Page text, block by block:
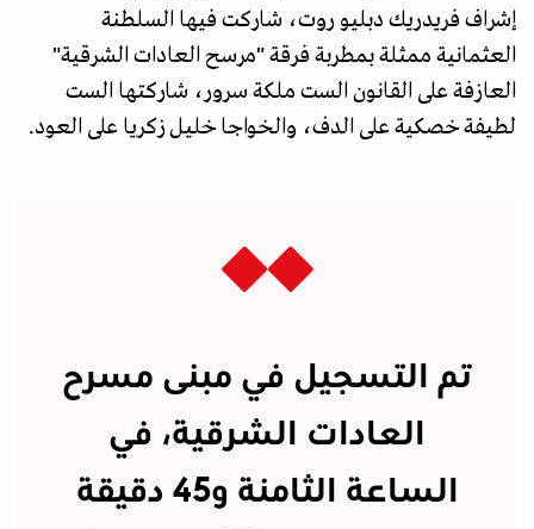
إشراف فريدريك دبليو روت، شاركت فيها السلطنة
العثمانية ممثلة بمطربة فرقة "مرسح العادات الشرقية"
العازفة على القانون الست ملكة سرور، شاركتها الست
لطيفة خصكية على الدف، والخواجا خليل زكريا على العود.
تم التسجيل في مبنى مسرح
العادات الشرقية، في
الساعة الثامنة و45 دقيقة